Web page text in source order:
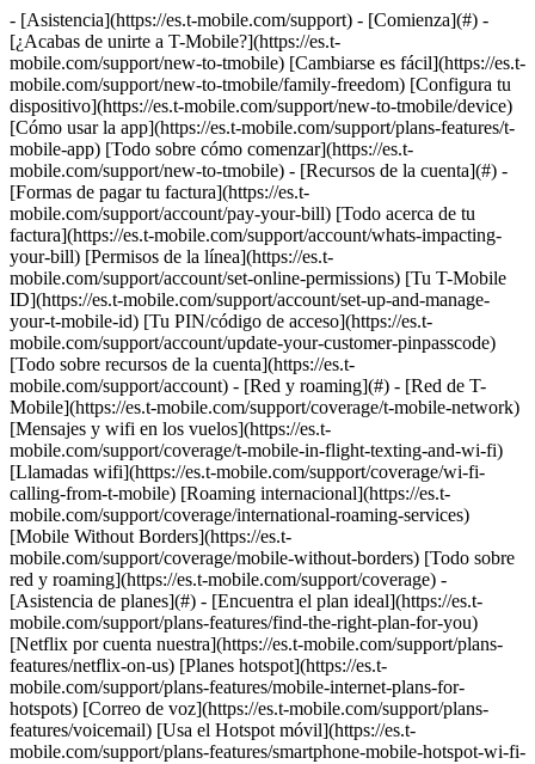
- [Asistencia](https://es.t-mobile.com/support) - [Comienza](#) - [¿Acabas de unirte a T-Mobile?](https://es.t-mobile.com/support/new-to-tmobile) [Cambiarse es fácil](https://es.t-mobile.com/support/new-to-tmobile/family-freedom) [Configura tu dispositivo](https://es.t-mobile.com/support/new-to-tmobile/device) [Cómo usar la app](https://es.t-mobile.com/support/plans-features/t-mobile-app) [Todo sobre cómo comenzar](https://es.t-mobile.com/support/new-to-tmobile) - [Recursos de la cuenta](#) - [Formas de pagar tu factura](https://es.t-mobile.com/support/account/pay-your-bill) [Todo acerca de tu factura](https://es.t-mobile.com/support/account/whats-impacting-your-bill) [Permisos de la línea](https://es.t-mobile.com/support/account/set-online-permissions) [Tu T-Mobile ID](https://es.t-mobile.com/support/account/set-up-and-manage-your-t-mobile-id) [Tu PIN/código de acceso](https://es.t-mobile.com/support/account/update-your-customer-pinpasscode) [Todo sobre recursos de la cuenta](https://es.t-mobile.com/support/account) - [Red y roaming](#) - [Red de T-Mobile](https://es.t-mobile.com/support/coverage/t-mobile-network) [Mensajes y wifi en los vuelos](https://es.t-mobile.com/support/coverage/t-mobile-in-flight-texting-and-wi-fi) [Llamadas wifi](https://es.t-mobile.com/support/coverage/wi-fi-calling-from-t-mobile) [Roaming internacional](https://es.t-mobile.com/support/coverage/international-roaming-services) [Mobile Without Borders](https://es.t-mobile.com/support/coverage/mobile-without-borders) [Todo sobre red y roaming](https://es.t-mobile.com/support/coverage) - [Asistencia de planes](#) - [Encuentra el plan ideal](https://es.t-mobile.com/support/plans-features/find-the-right-plan-for-you) [Netflix por cuenta nuestra](https://es.t-mobile.com/support/plans-features/netflix-on-us) [Planes hotspot](https://es.t-mobile.com/support/plans-features/mobile-internet-plans-for-hotspots) [Correo de voz](https://es.t-mobile.com/support/plans-features/voicemail) [Usa el Hotspot móvil](https://es.t-mobile.com/support/plans-features/smartphone-mobile-hotspot-wi-fi-sharing--tethering) [Todo sobre asistencia de planes](https://es.t-mobile.com/support/plans-features) - [Asistencia de dispositivo](#) - [Tutoriales](https://es.t-mobile.com/support/tutorials) [Resolución de problemas](https://es.t-mobile.com/support/phones-tablets-devices/troubleshooting) [Desbloquear tu dispositivo](https://es.t-mobile.com/support/devices/unlock-your-mobile-wireless-device) [Protege tu dispositivo](https://es.t-mobile.com/support/devices/protectionandlt360andgt-and-device-protection) [Tarjeta SIM e eSIM](https://es.t-mobile.com/support/devices/sim-esim) [Asistencia para dispositivos](https://es.t-mobile.com/support/phones-tablets-devices) - [Asistencia para empresas](#) - [Obtén T-Mobile para Empresas](https://es.t-mobile.com/support/business/new-to-business) [Facturación y pagos](https://es.t-mobile.com/support/business/billing) [Administra tu cuenta](https://es.t-mobile.com/support/business/account) [Pedidos y compras](https://es.t-mobile.com/support/business/orders-shopping) [Regístrate en Account Hub](https://es.t-mobile.com/support/business/account-hub-registration) [Todo sobre asistencia para empresas](https://es.t-mobile.com/support/business) [ASISTENCIA](https://es.t-mobile.com/support) - [Comienza](#) - [¿Acabas de unirte a T-Mobile?](https://es.t-mobile.com/support/new-to-tmobile) - [Cambiarse es fácil](https://es.t-mobile.com/support/new-to-tmobile/family-freedom) - [Configura tu dispositivo](https://es.t-mobile.com/support/new-to-tmobile/device) - [Cómo usar la app](https://es.t-mobile.com/support/plans-features/t-mobile-app) - [Todo sobre cómo comenzar](https://es.t-mobile.com/support/new-to-tmobile) - [Recursos de la cuenta](#) - [Formas de pagar tu factura](https://es.t-mobile.com/support/account/pay-your-bill) - [Todo acerca de tu factura](https://es.t-mobile.com/support/account/whats-impacting-your-bill) - [Permisos de la línea](https://es.t-mobile.com/support/account/set-online-permissions) - [Tu T-Mobile ID](https://es.t-mobile.com/support/account/set-up-and-manage-your-t-mobile-id) - [Tu PIN/código de acceso](https://es.t-mobile.com/support/account/update-your-customer-pinpasscode) - [Todo sobre recursos de la cuenta](https://es.t-mobile.com/support/account) - [Red y roaming](#) - [Red de T-Mobile](https://es.t-mobile.com/support/coverage/t-mobile-network) - [Mensajes y wifi en los vuelos](https://es.t-mobile.com/support/coverage/t-mobile-in-flight-texting-and-wi-fi) - [Llamadas wifi](https://es.t-mobile.com/support/coverage/wi-fi-calling-from-t-mobile) - [Roaming internacional](https://es.t-mobile.com/support/coverage/international-roaming-services) - [Mobile Without Borders](https://es.t-mobile.com/support/coverage/mobile-without-borders) - [Todo sobre red y roaming](https://es.t-mobile.com/support/coverage) - [Asistencia de planes](#) - [Encuentra el plan ideal](https://es.t-mobile.com/support/plans-features/find-the-right-plan-for-you) - [Netflix por cuenta nuestra](https://es.t-mobile.com/support/plans-features/netflix-on-us) - [Planes hotspot](https://es.t-mobile.com/support/plans-features/mobile-internet-plans-for-hotspots) - [Correo de voz](https://es.t-mobile.com/support/plans-features/voicemail) - [Usa el Hotspot móvil](https://es.t-mobile.com/support/plans-features/smartphone-mobile-hotspot-wi-fi-sharing--tethering) - [Todo sobre asistencia de planes](https://es.t-mobile.com/support/plans-features) - [Asistencia de dispositivo](#) - [Tutoriales](https://es.t-mobile.com/support/tutorials) - [Resolución de problemas](https://es.t-mobile.com/support/phones-tablets-devices/troubleshooting) - [Desbloquear tu dispositivo](https://es.t-mobile.com/support/devices/unlock-your-mobile-wireless-device) - [Protege tu dispositivo](https://es.t-mobile.com/support/devices/protectionandlt360andgt-and-device-protection) - [Tarjeta SIM e eSIM](https://es.t-mobile.com/support/devices/sim-esim) - [Asistencia para dispositivos](https://es.t-mobile.com/support/phones-tablets-devices) - [Asistencia para empresas](#) - [Obtén T-Mobile para Empresas](https://es.t-mobile.com/support/business/new-to-business) - [Facturación y pagos](https://es.t-mobile.com/support/business/billing) - [Administra tu cuenta](https://es.t-mobile.com/support/business/account) - [Pedidos y compras](https://es.t-mobile.com/support/business/orders-shopping) - [Regístrate en Account Hub](https://es.t-mobile.com/support/business/account-hub-registration) - [Todo sobre asistencia para empresas](https://es.t-mobile.com/support/business) [Asistencia](https://es.t-mobile.com/support/) [Módems USB](https://es.t-mobile.com/support/community/phones-tablets-devices/mobile-internet/laptop-sticks) # Hardware del dispositivo: T-Mobile Rocket 0 Added! [](https://es.t-mobile.com) ### Administrar enlaces Haz clic en cualquier [available links](https://es.t-mobile.com) to add. Haz clic en cualquier [added links](https://es.t-mobile.com) to remove. Enlaces con [no highlight](https://es.t-mobile.com) can't be sent. Listo (0 Links) Obtén información sobre tu módem USB T-Mobile Rocket. ## En esta página: - [Requisitos de computadora](https://es.t-mobile.com#requirements) - [Indicadores](https://es.t-mobile.com#Indicators) - [Tarjeta de memoria](https://es.t-mobile.com#memorycard) - [Tarjeta SIM](https://es.t-mobile.com#sim) ## [](https://es.t-mobile.com)Requisitos de computadora ### Microsoft Windows Es muy recomendable que se actualice Windows XP a Service Pack 3. Esta actualización hará que el funcionamiento general de la computadora mejore. Requisitos de sistema del T-Mobile Rocket para Windows Requisito de sistema Windows XP Windows Vista Windows 7 Procesador 300 MHz 32 bits (No admite 64 bits) 1 GHz 32 bits 1 GHz 64 bits 1 GHz 32 bits 1 GHz 64 bits RAM 256 MB 1 GB 1 GB Espacio en disco duro 50 MB 50 MB 50 MB Navegador de Internet IE 5.5 IE 7 IE 8 Versión / Paquete de OS Service Service Pack 2 o posterior Service Pack 0 o posterior Service Pack 0 o posterior Versión de USB Puerto USB 2.0 o USB 3.0 Puerto USB 2.0 o USB 3.0 Puerto USB 2.0 o USB 3.0 ### Mac OS X Mac 10.7 (Lion) no es oficialmente compatible, pero puede funcionar si está instalado Java Realtime. | Requisito de sistema | Mac OS X 10.4 (Tiger) | Mac OS X 10.5 (Leopard) | Mac OS X 10.6 (Snow Leopard) | |---------------------------------|-----------------------------|----------------------------|------------------------------| | Procesador | Power PC G3 | 876 Mhz | Intel | | RAM | 256 MB | 512 MB | 1 GB | | Espacio en disco duro | 100 MB | 120 MB | 160 MB | | Navegador de Internet | Safari | Safari | Safari | | Versión / Paquete de OS Service | Versión 10.4.11 o posterior | Versión 10.5.8 o posterior | Versión 10.6.4 o posterior | | Versión de USB | Puerto USB 2.0 o USB 3.0 | Puerto USB 2.0 o USB 3.0 | Puerto USB 2.0 o USB 3.0 | Requisitos de sistema del T-Mobile Rocket para Mac OS X ## [](https://es.t-mobile.com)Indicadores ### Luces indicadoras La luz indicadora se encuentra en el extremo opuesto del puerto USB. Consulta la siguiente tabla para comprender el estado de la luz indicadora. ![Un módem USB T-Mobile Rocket con